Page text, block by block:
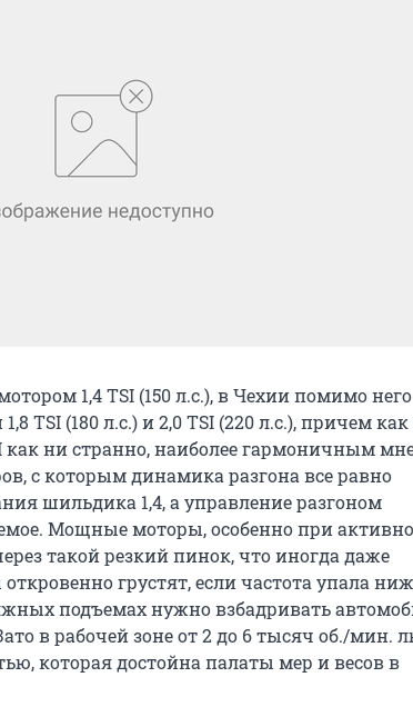
1,4 TSI (150 л.с.), в Чехии помимо него
TSI (180 л.с.) и 2,0 TSI (220 л.с.), причем как
ни странно, наиболее гармоничным
с которым динамика разгона все равно
шильдика 1,4, а управление разгоном
Мощные моторы, особенно при
такой резкий пинок, что иногда даже
грустят, если частота упала
подъемах нужно взбадривать
в рабочей зоне от 2 до 6 тысяч об./мин.
которая достойна палаты мер и весов в